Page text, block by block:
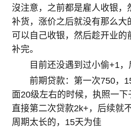
沒注意，之前都是雇人收银，
补货，涨价之后就没有那么大
可以自己收银，然后趁开业的
补完。
目前还没遇到过小偷+1，
前期贷款：第一次750，
面20级左右的时候，执照一下
直接第二次贷款2k+，后续就
周期太长的，15天为佳